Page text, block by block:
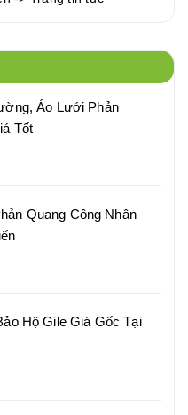
Áo Lưới Phản
Tốt
Quang Công Nhân
Hộ Gile Giá Gốc Tại